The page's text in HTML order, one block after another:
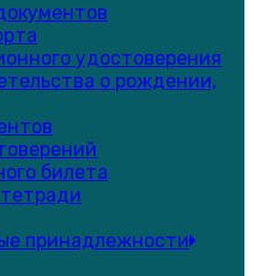
удостоверения
о рождении,
билета
принадлежности